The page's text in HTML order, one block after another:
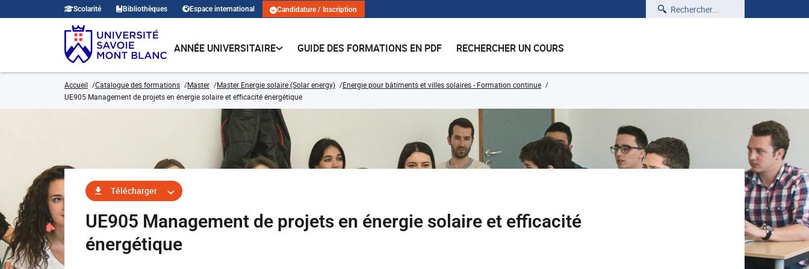
Scolarité Bibliothèques Espace international Candidature / Inscription Rechercher
ANNÉE UNIVERSITAIRE GUIDE DES FORMATIONS EN PDF RECHERCHER UN COURS
Accueil Catalogue des formations Master Master Energie solaire (Solar energy)
Energie pour bâtiments et villes solaires - Formation continue
UE905 Management de projets en énergie solaire et efficacité énergétique
Télécharger
UE905 Management de projets en énergie solaire et efficacité
énergétique